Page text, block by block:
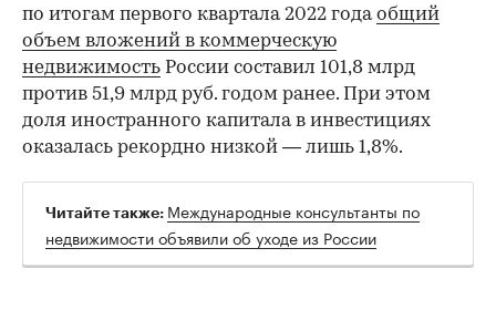
по итогам первого квартала 2022 годаобщий
объем вложений в коммерческую
недвижимость России составил 101,8 млрд
против 51,9 млрд руб. годом ранее. При этом
доля иностранного капитала в инвестициях
оказалась рекордно низкой — лишь 1,8%.
Читайте также: Международные консультанты по
недвижимости объявили об уходе из России